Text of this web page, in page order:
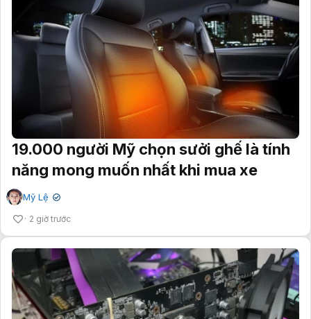
19.000 người Mỹ chọn sưởi ghế là tính
năng mong muốn nhất khi mua xe
Mỹ Lệ ✔
2 giờ trước